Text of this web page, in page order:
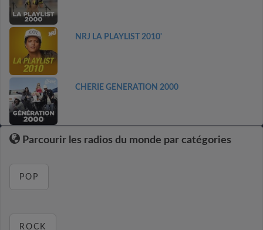
NRJ LA PLAYLIST 2010'
CHERIE GENERATION 2000
Parcourir les radios du monde par catégories
POP
ROCK